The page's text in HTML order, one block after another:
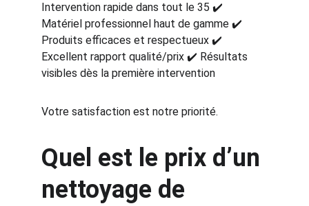
Intervention rapide dans tout le 35 ✔️
Matériel professionnel haut de gamme ✔️
Produits efficaces et respectueux ✔️
Excellent rapport qualité/prix ✔️ Résultats
visibles dès la première intervention
Votre satisfaction est notre priorité.
Quel est le prix d’un
nettoyage de